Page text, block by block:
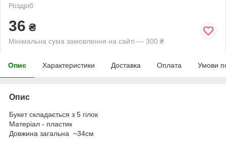
Роздріб
36 ₴
Мінімальна сума замовлення на сайті — 300 ₴
Опис Характеристики Доставка Оплата Умови
Опис
Букет складається з 5 гілок
Матеріал - пластик
Довжина загальна ~34см